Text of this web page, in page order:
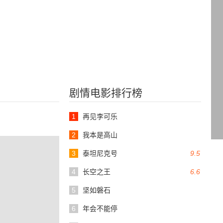
剧情电影排行榜
1 再见李可乐
2 我本是高山
9.5
3 泰坦尼克号
6.6
4 长空之王
5 坚如磐石
6 年会不能停